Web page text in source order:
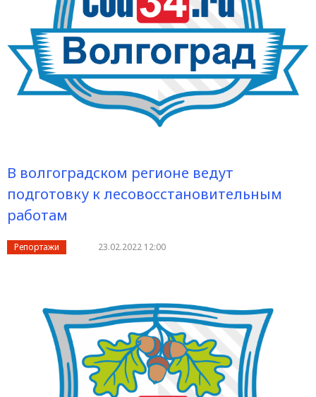
В волгоградском регионе ведут
подготовку к лесовосстановительным
работам
Репортажи 23.02.2022 12:00